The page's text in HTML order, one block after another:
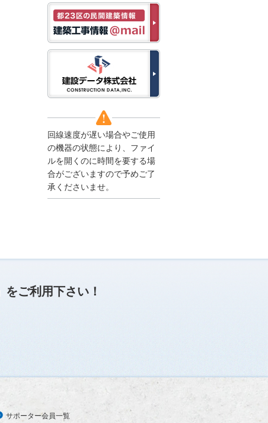
下記の期間につきまし
て、弊社休業のため情報
更新を停止させていただ
きます。
【期間】１２月２７日
(土)～１月４日(日)
上記の期間、情報の更新
がされませんので、ご了
承のほど、よろしくお願
なお、情報は１月５日
(月)より登録されます。
2025/08/04
●夏季休業に伴う情報更
新停止のお知らせ●
建設資料館をご利用いた
だき、誠に有難うござい
がされませんので、ご了
承のほど、よろしくお願
伴う情報更新停止のお知
らせ(04/26～04/29、05/0
ユーザー各位
回線速度が遅い場合やご使用
の機器の状態により、ファイ
ルを開くのに時間を要する場
合がございますので予めご了
承くださいませ。
をご利用下さい！
サポーター会員一覧